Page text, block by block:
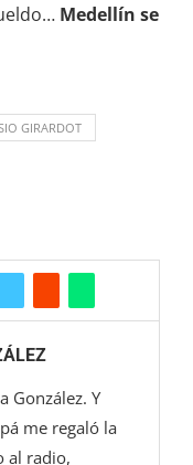
Medellín se
GIRARDOT
González. Y
me regaló la
al radio,